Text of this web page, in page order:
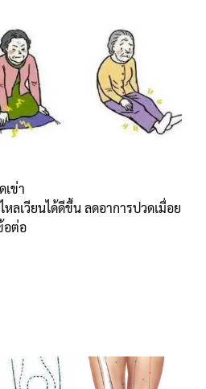
เข่า
หลเวียนได้ดีขึ้น ลดอาการปวดเมื่อย
อต่อ